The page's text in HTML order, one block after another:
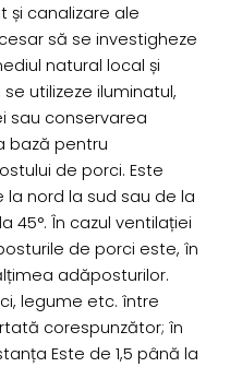
și canalizare ale
să se investigheze
natural local și
utilizeze iluminatul,
sau conservarea
bază pentru
de porci. Este
nord la sud sau de la
45°. În cazul ventilației
de porci este, în
adăposturilor.
legume etc. între
corespunzător; în
Este de 1,5 până la